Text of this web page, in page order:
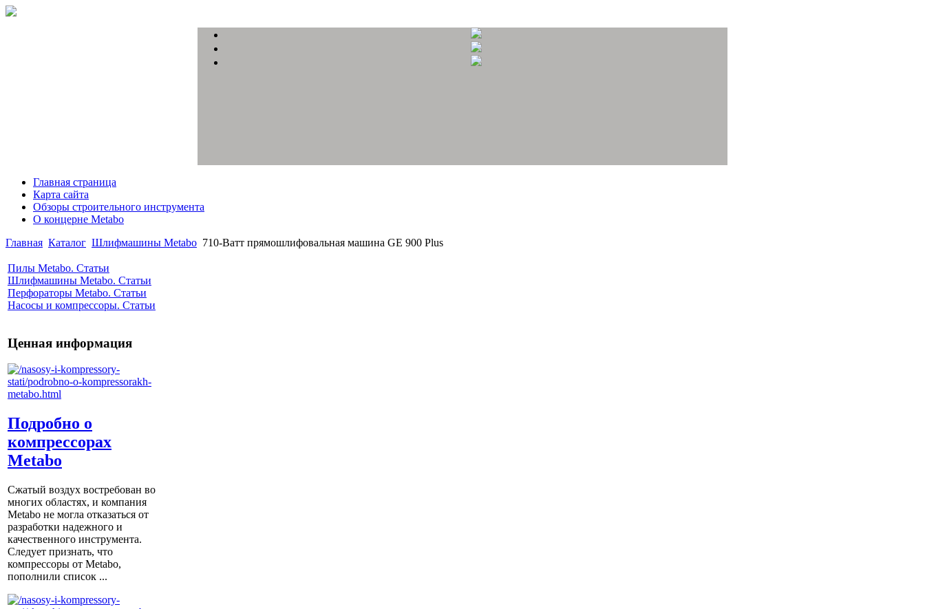
Главная страница
Карта сайта
Обзоры строительного инструмента
О концерне Metabo
Главная Каталог Шлифмашины Metabo 710-Ватт прямошлифовальная машина GE 900 Plus
Пилы Metabo. Статьи
Шлифмашины Metabo. Статьи
Перфораторы Metabo. Статьи
Насосы и компрессоры. Статьи
Ценная информация
Подробно о
компрессорах
Metabo
Сжатый воздух востребован во
многих областях, и компания
Metabo не могла отказаться от
разработки надежного и
качественного инструмента.
Следует признать, что
компрессоры от Metabо,
пополнили список ...